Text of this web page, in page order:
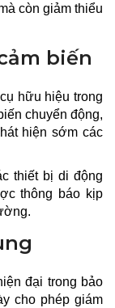
còn giảm thiểu
biến
hữu hiệu trong
chuyển động,
hiện sớm các
thiết bị di động
thông báo kịp
đại trong bảo
cho phép giám